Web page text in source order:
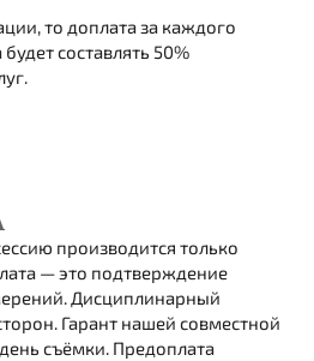
то доплата за каждого
составлять 50%
производится только
— это подтверждение
Дисциплинарный
Гарант нашей совместной
съёмки. Предоплата